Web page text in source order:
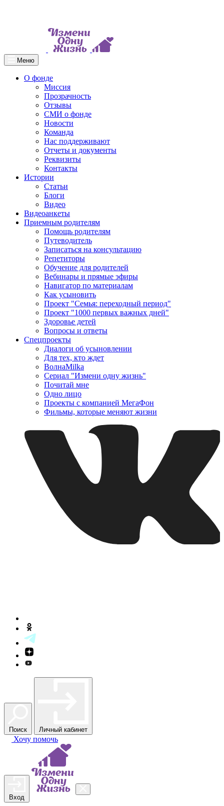
Меню
О фонде
Миссия
Прозрачность
Отзывы
СМИ о фонде
Новости
Команда
Нас поддерживают
Отчеты и документы
Реквизиты
Контакты
Истории
Статьи
Блоги
Видео
Видеоанкеты
Приемным родителям
Помощь родителям
Путеводитель
Записаться на консультацию
Репетиторы
Обучение для родителей
Вебинары и прямые эфиры
Навигатор по материалам
Как усыновить
Проект "Семья: переходный период"
Проект "1000 первых важных дней"
Здоровье детей
Вопросы и ответы
Спецпроекты
Диалоги об усыновлении
Для тех, кто ждет
ВолнаMilka
Сериал "Измени одну жизнь"
Почитай мне
Одно лицо
Проекты с компанией МегаФон
Фильмы, которые меняют жизни
Поиск Личный кабинет
Хочу помочь
Вход